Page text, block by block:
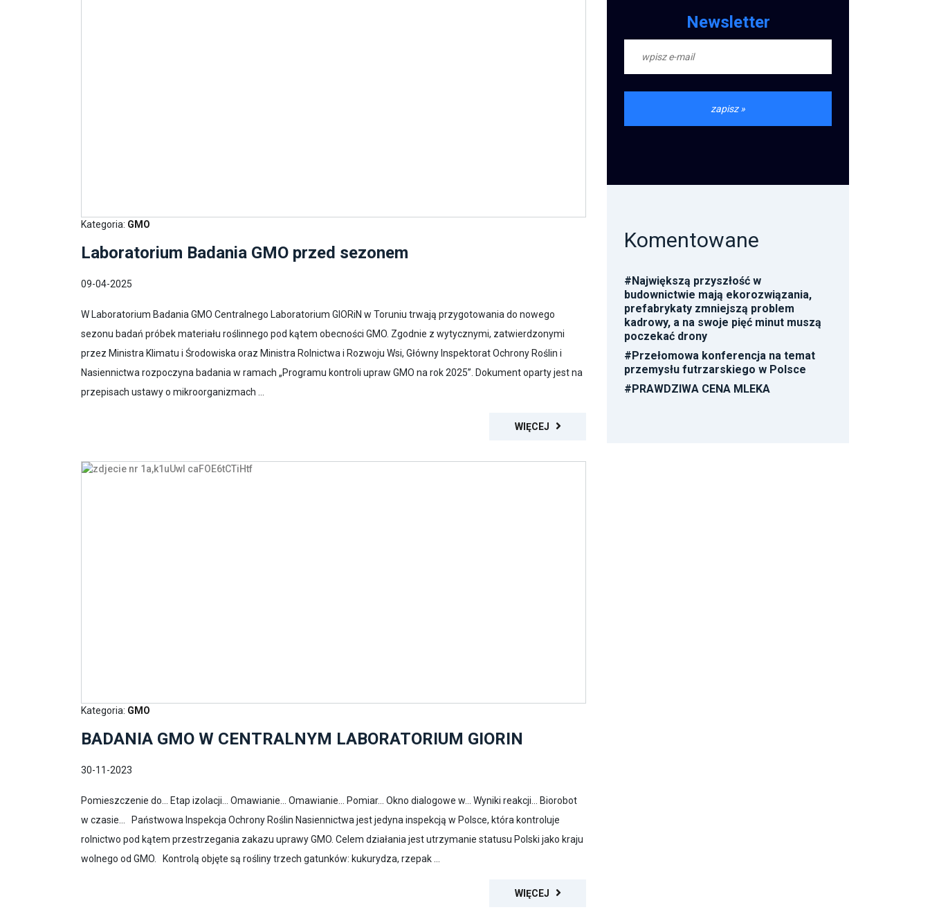
Kategoria: GMO
Laboratorium Badania GMO przed sezonem
09-04-2025
W Laboratorium Badania GMO Centralnego Laboratorium GIORiN w Toruniu trwają przygotowania do nowego
sezonu badań próbek materiału roślinnego pod kątem obecności GMO. Zgodnie z wytycznymi, zatwierdzonymi
przez Ministra Klimatu i Środowiska oraz Ministra Rolnictwa i Rozwoju Wsi, Główny Inspektorat Ochrony Roślin i
Nasiennictwa rozpoczyna badania w ramach „Programu kontroli upraw GMO na rok 2025”. Dokument oparty jest na
przepisach ustawy o mikroorganizmach ...
WIĘCEJ
Kategoria: GMO
BADANIA GMO W CENTRALNYM LABORATORIUM GIORIN
30-11-2023
Pomieszczenie do... Etap izolacji... Omawianie... Omawianie... Pomiar... Okno dialogowe w... Wyniki reakcji... Biorobot
w czasie... Państwowa Inspekcja Ochrony Roślin Nasiennictwa jest jedyna inspekcją w Polsce, która kontroluje
rolnictwo pod kątem przestrzegania zakazu uprawy GMO. Celem działania jest utrzymanie statusu Polski jako kraju
wolnego od GMO. Kontrolą objęte są rośliny trzech gatunków: kukurydza, rzepak ...
WIĘCEJ
Newsletter
Komentowane
#Największą przyszłość w
budownictwie mają ekorozwiązania,
prefabrykaty zmniejszą problem
kadrowy, a na swoje pięć minut muszą
poczekać drony
#Przełomowa konferencja na temat
przemysłu futrzarskiego w Polsce
#PRAWDZIWA CENA MLEKA